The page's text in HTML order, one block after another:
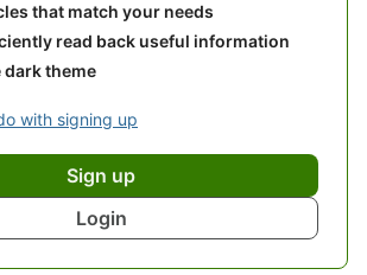
that match your needs
read back useful information
dark theme
with signing up
Sign up
Login